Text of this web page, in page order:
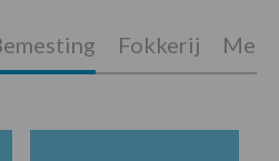
Fokkerij